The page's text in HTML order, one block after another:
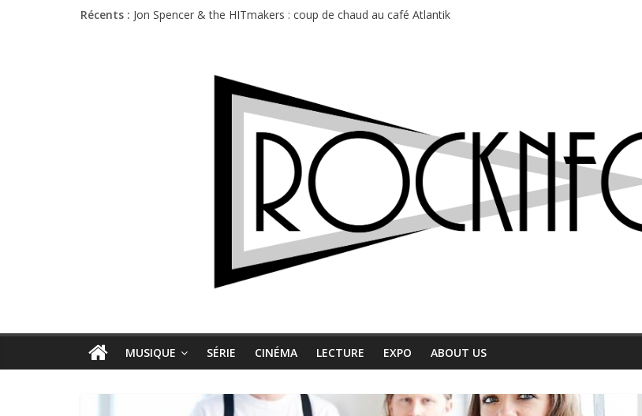
Récents : Jon Spencer & the HITmakers : coup de chaud au café Atlantik
Charlie Puth à l’Olympia : la leçon de pop du Professeur Puth
MUSIQUE SÉRIE CINÉMA LECTURE EXPO ABOUT US